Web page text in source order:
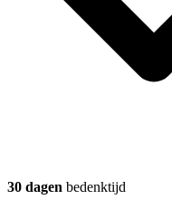
30 dagen bedenktijd